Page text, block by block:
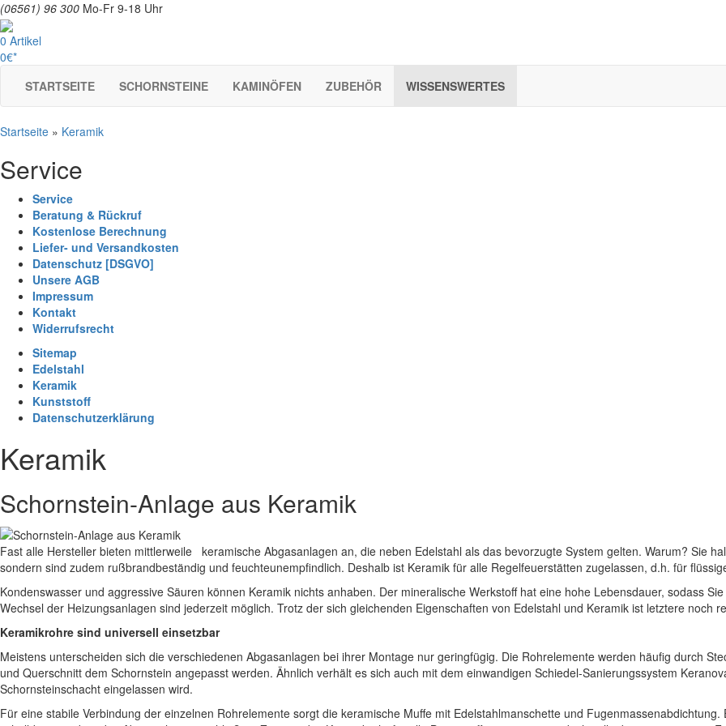
(06561) 96 300 Mo-Fr 9-18 Uhr
0 Artikel
0€*
STARTSEITE
SCHORNSTEINE KAMINÖFEN ZUBEHÖR WISSENSWERTES
Startseite » Keramik
Service
Service
Beratung & Rückruf
Kostenlose Berechnung
Liefer- und Versandkosten
Datenschutz [DSGVO]
Unsere AGB
Impressum
Kontakt
Widerrufsrecht
Sitemap
Edelstahl
Keramik
Kunststoff
Datenschutzerklärung
Keramik
Schornstein-Anlage aus Keramik
Fast alle Hersteller bieten mittlerweile keramische Abgasanlagen an, die neben Edelstahl als das bevorzugte System gelten. Warum? Sie
sondern sind zudem rußbrandbeständig und feuchteunempfindlich. Deshalb ist Keramik für alle Regelfeuerstätten zugelassen, d.h. für
Kondenswasser und aggressive Säuren können Keramik nichts anhaben. Der mineralische Werkstoff hat eine hohe Lebensdauer, sodass
Wechsel der Heizungsanlagen sind jederzeit möglich. Trotz der sich gleichenden Eigenschaften von Edelstahl und Keramik ist letztere noch
Keramikrohre sind universell einsetzbar
Meistens unterscheiden sich die verschiedenen Abgasanlagen bei ihrer Montage nur geringfügig. Die Rohrelemente werden häufig durch
und Querschnitt dem Schornstein angepasst werden. Ähnlich verhält es sich auch mit dem einwandigen Schiedel-Sanierungssystem
Schornsteinschacht eingelassen wird.
Für eine stabile Verbindung der einzelnen Rohrelemente sorgt die keramische Muffe mit Edelstahlmanschette und